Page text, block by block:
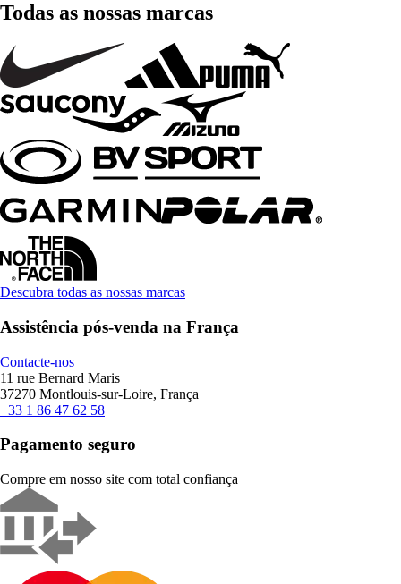
Todas as nossas marcas
Descubra todas as nossas marcas
Assistência pós-venda na França
Contacte-nos
11 rue Bernard Maris
37270 Montlouis-sur-Loire, França
+33 1 86 47 62 58
Pagamento seguro
Compre em nosso site com total confiança